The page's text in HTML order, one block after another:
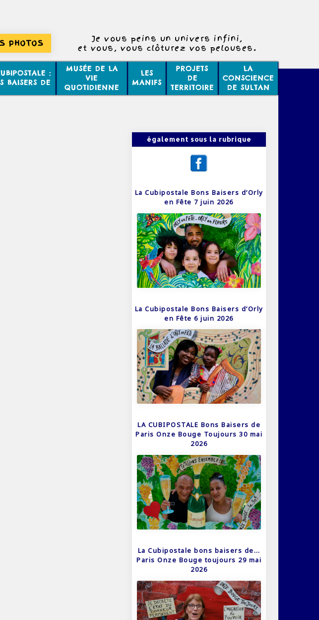
PHOTOS
Je vous peins un univers infini,
et vous, vous clôturez vos pelouses.
Vie de papa/Les paroles
6060/50
:
BAISERS DE
MUSÉE DE LA
VIE
QUOTIDIENNE
LES
MANIFS
PROJETS
DE
TERRITOIRE
LA
CONSCIENCE
DE SULTAN
également sous la rubrique
La Cubipostale Bons Baisers d’Orly
en Fête 7 juin 2026
La Cubipostale Bons Baisers d’Orly
en Fête 6 juin 2026
LA CUBIPOSTALE Bons Baisers de
Paris Onze Bouge Toujours 30 mai
2026
La Cubipostale bons baisers de…
Paris Onze Bouge toujours 29 mai
2026